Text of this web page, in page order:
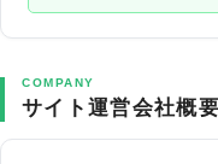
COMPANY
サイト運営会社概要